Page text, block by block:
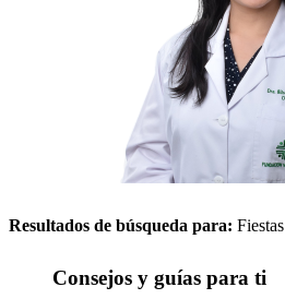
Resultados de búsqueda para: Fiestas
Consejos y guías para ti